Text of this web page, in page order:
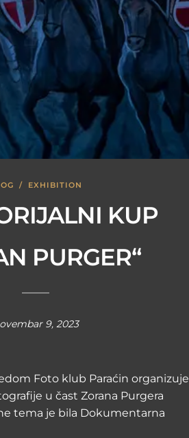
/ EXHIBITION
KUP
PURGER“
9, 2023
Foto klub Paraćin organizuje
u čast Zorana Purgera
tema je bila Dokumentarna